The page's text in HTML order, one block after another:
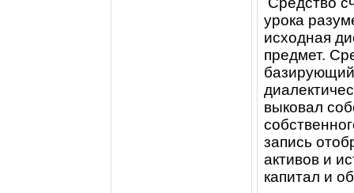
урока
исходная
предмет.
выковал
запись
активов и
капитал и